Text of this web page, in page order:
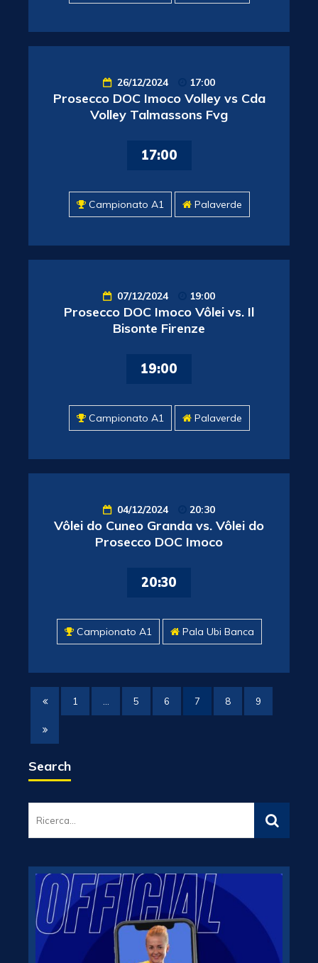
26/12/2024 17:00
Prosecco DOC Imoco Volley vs Cda
Volley Talmassons Fvg
17:00
Campionato A1 Palaverde
07/12/2024 19:00
Prosecco DOC Imoco Vôlei vs. Il
Bisonte Firenze
19:00
Campionato A1 Palaverde
04/12/2024 20:30
Vôlei do Cuneo Granda vs. Vôlei do
Prosecco DOC Imoco
20:30
Campionato A1 Pala Ubi Banca
1 5 6 7 8 9
Search